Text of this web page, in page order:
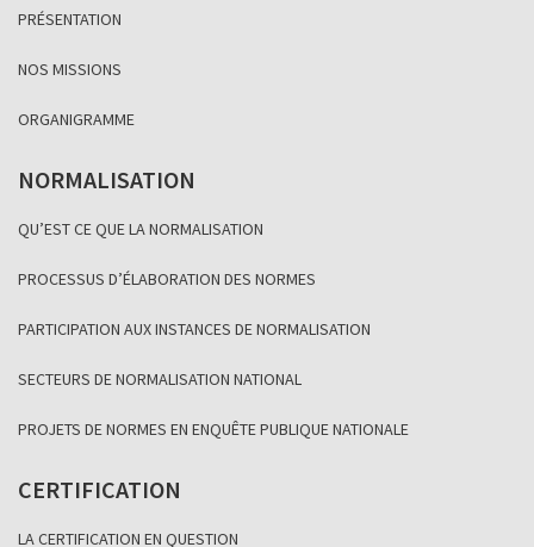
PRÉSENTATION
NOS MISSIONS
ORGANIGRAMME
NORMALISATION
QU’EST CE QUE LA NORMALISATION
PROCESSUS D’ÉLABORATION DES NORMES
PARTICIPATION AUX INSTANCES DE NORMALISATION
SECTEURS DE NORMALISATION NATIONAL
PROJETS DE NORMES EN ENQUÊTE PUBLIQUE NATIONALE
CERTIFICATION
LA CERTIFICATION EN QUESTION